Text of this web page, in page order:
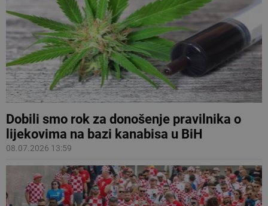
Dobili smo rok za donošenje pravilnika o
lijekovima na bazi kanabisa u BiH
08.07.2026 13:59